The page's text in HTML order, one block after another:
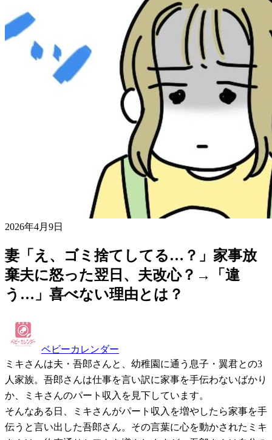
2026年4月9日
妻「え、ゴミ捨てしてる…？」家事放
棄夫に怒った翌日、夫改心？→「違
う…」喜べない理由とは？
ベビーカレンダー
ミキさんは夫・吾郎さんと、幼稚園に通う息子・翼君との3
人家族。吾郎さんは仕事を言い訳に家事を手伝わないばかり
か、ミキさんのパート収入を見下しています。
そんなある日、ミキさんがパート収入を増やしたら家事を手
伝うと言い出した吾郎さん。その言葉に心を動かされたミキ